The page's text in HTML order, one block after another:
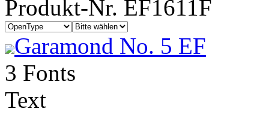
Produkt-Nr. EF1611F
Garamond No. 5 EF
3 Fonts
Text